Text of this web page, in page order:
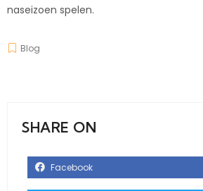
naseizoen spelen.
Blog
SHARE ON
Facebook